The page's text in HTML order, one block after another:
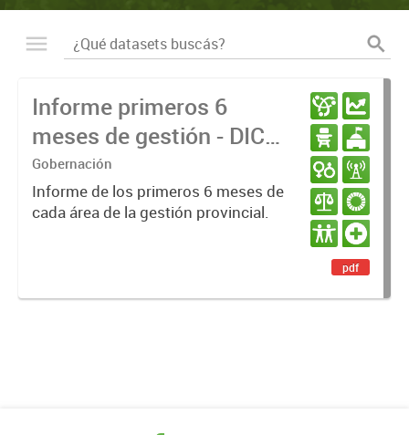
Informe primeros 6
meses de gestión - DIC
23 / JUN 24
Gobernación
Informe de los primeros 6 meses de
cada área de la gestión provincial.
pdf